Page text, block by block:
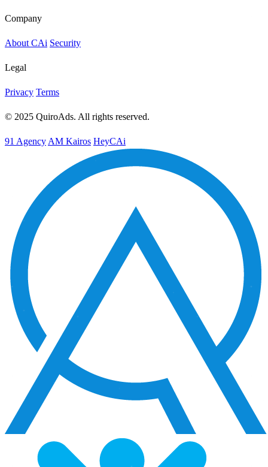
Company
About CAi Security
Legal
Privacy Terms
© 2025 QuiroAds. All rights reserved.
91 Agency AM Kairos HeyCAi